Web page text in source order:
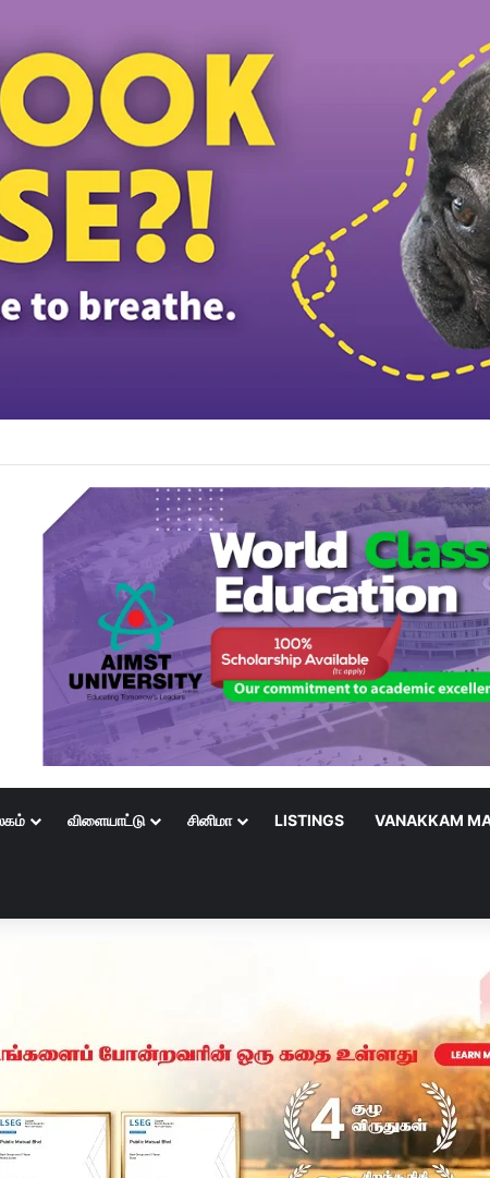
MPV வாகனம் காட்டு யானைக் கூட்டத்தின் மீது மோதியதில்
விளையாட்டு சினிமா LISTINGS VANAKKAM